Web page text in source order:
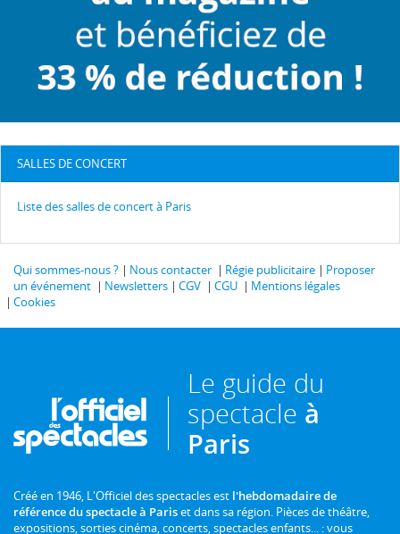
SALLES DE CONCERT
Liste des salles de concert à Paris
Qui sommes-nous ? Nous contacter Régie publicitaire
Proposer
un événement
Newsletters CGV CGU
Mentions légales
Cookies
Le guide du
spectacle à
Paris
Créé en 1946, L'Officiel des spectacles est l'hebdomadaire de
référence du spectacle à Pariset dans sa région. Pièces de théâtre,
expositions, sorties cinéma, concerts, spectacles enfants... : vous